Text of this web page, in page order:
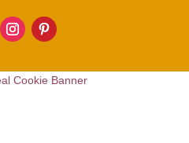
Cookie Banner